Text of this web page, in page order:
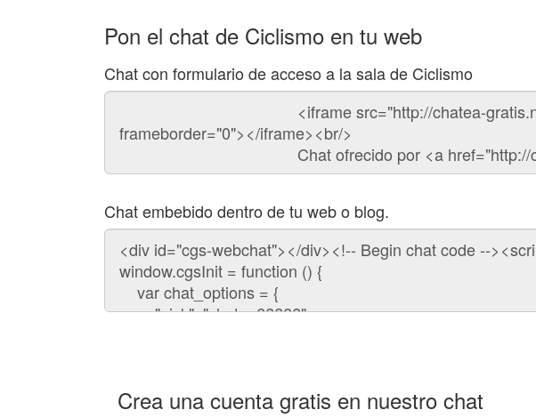
Pon el chat de Ciclismo en tu web
Chat con formulario de acceso a la sala de Ciclismo
Código
chat
Chat embebido dentro de tu web o blog.
Código
para
embeber
chat
Crea una cuenta gratis en nuestro chat